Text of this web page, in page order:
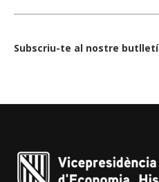
Subscriu-te al nostre butlletí